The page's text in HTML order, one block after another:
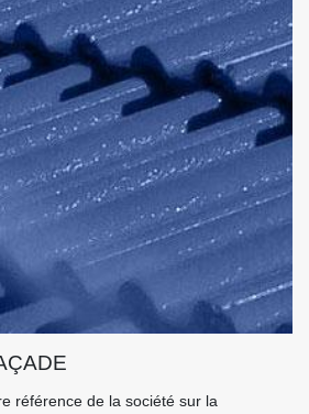
référence de la société sur la